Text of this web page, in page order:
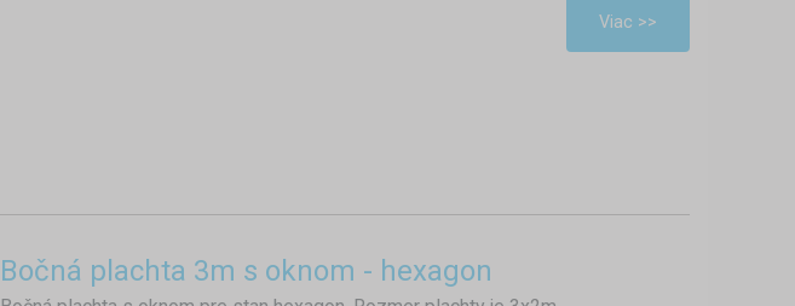
Viac >>
Bočná plachta 3m s oknom - hexagon